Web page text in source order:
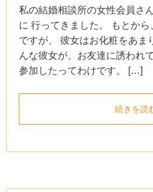
私の結婚相談所の女性会員さ
に 行ってきました。 もとか
ですが、 彼女はお化粧をあま
んな彼女が、お友達に誘われ
参加したってわけです。 […]
続きを読